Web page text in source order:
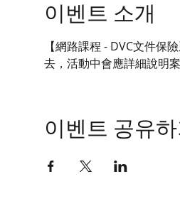
이벤트 소개
【網路課程 - DVC文件保
去，活動中會應詳細說明
이벤트 공유하